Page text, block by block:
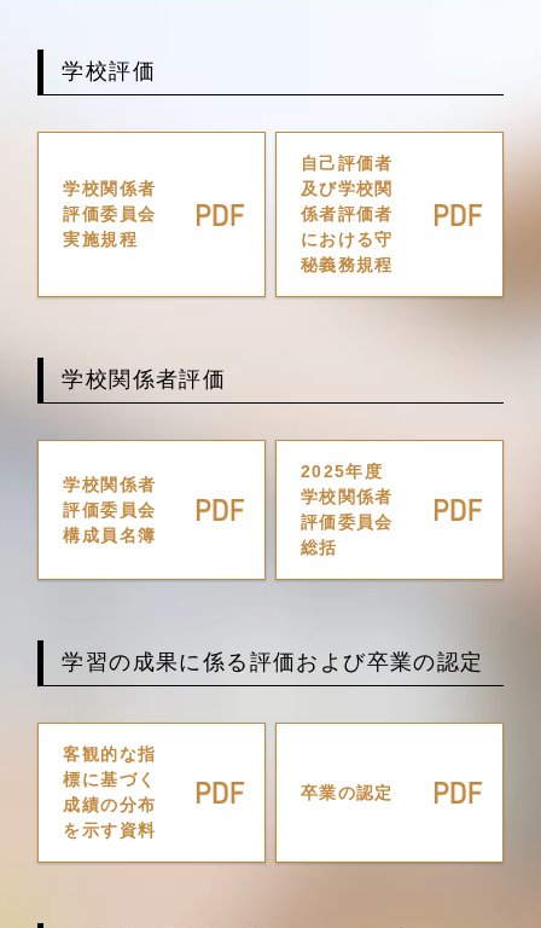
学校評価
学校関係者
評価委員会
実施規程
自己評価者
及び学校関
係者評価者
における守
秘義務規程
学校関係者評価
学校関係者
評価委員会
構成員名簿
2025年度
学校関係者
評価委員会
総括
学習の成果に係る評価および卒業の認定
客観的な指
標に基づく
成績の分布
を示す資料
卒業の認定